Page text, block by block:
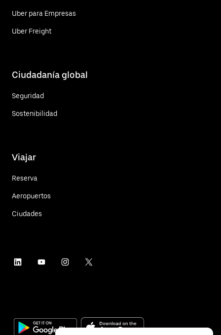
Uber para Empresas
Uber Freight
Ciudadanía global
Seguridad
Sostenibilidad
Viajar
Reserva
Aeropuertos
Ciudades